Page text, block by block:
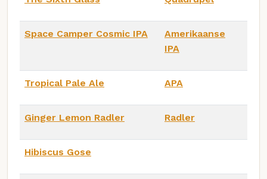
Space Camper Cosmic IPA
Amerikaanse
IPA
Tropical Pale Ale APA
Ginger Lemon Radler Radler
Hibiscus Gose